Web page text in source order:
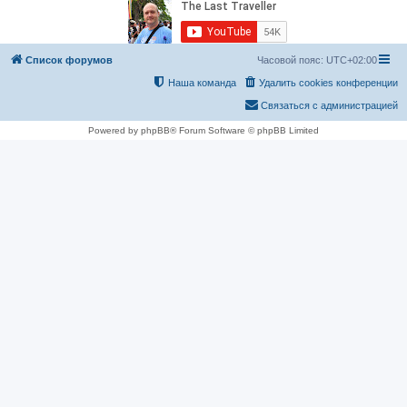
Список форумов Часовой пояс: UTC+02:00
Удалить cookies конференции
Наша команда
Связаться с администрацией
Powered by phpBB® Forum Software © phpBB Limited